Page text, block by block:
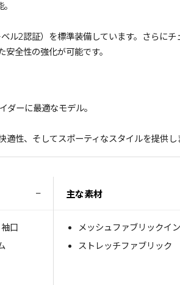
2認証）を標準装備しています。さらに
全性の強化が可能です。
ーに最適なモデル。
性、そしてスポーティなスタイルを提供し
−
口
主な素材
メッシュファブリックイ
ストレッチファブリック